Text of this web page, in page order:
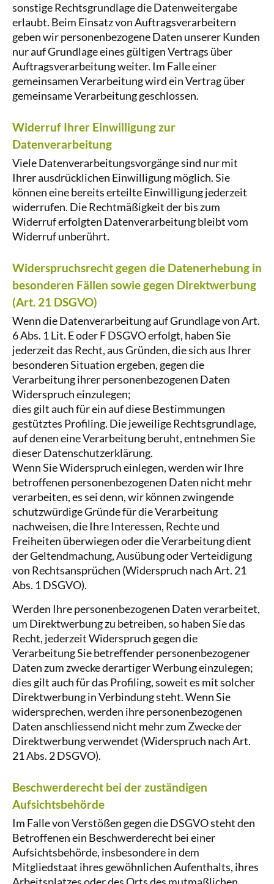
sonstige Rechtsgrundlage die Datenweitergabe
erlaubt. Beim Einsatz von Auftragsverarbeitern
geben wir personenbezogene Daten unserer Kunden
nur auf Grundlage eines gültigen Vertrags über
Auftragsverarbeitung weiter. Im Falle einer
gemeinsamen Verarbeitung wird ein Vertrag über
gemeinsame Verarbeitung geschlossen.
Widerruf Ihrer Einwilligung zur
Datenverarbeitung
Viele Datenverarbeitungsvorgänge sind nur mit
Ihrer ausdrücklichen Einwilligung möglich. Sie
können eine bereits erteilte Einwilligung jederzeit
widerrufen. Die Rechtmäßigkeit der bis zum
Widerruf erfolgten Datenverarbeitung bleibt vom
Widerruf unberührt.
Widerspruchsrecht gegen die Datenerhebung in
besonderen Fällen sowie gegen Direktwerbung
(Art. 21 DSGVO)
Wenn die Datenverarbeitung auf Grundlage von Art.
6 Abs. 1 Lit. E oder F DSGVO erfolgt, haben Sie
jederzeit das Recht, aus Gründen, die sich aus Ihrer
besonderen Situation ergeben, gegen die
Verarbeitung ihrer personenbezogenen Daten
Widerspruch einzulegen;
dies gilt auch für ein auf diese Bestimmungen
gestütztes Profiling. Die jeweilige Rechtsgrundlage,
auf denen eine Verarbeitung beruht, entnehmen Sie
dieser Datenschutzerklärung.
Wenn Sie Widerspruch einlegen, werden wir Ihre
betroffenen personenbezogenen Daten nicht mehr
verarbeiten, es sei denn, wir können zwingende
schutzwürdige Gründe für die Verarbeitung
nachweisen, die Ihre Interessen, Rechte und
Freiheiten überwiegen oder die Verarbeitung dient
der Geltendmachung, Ausübung oder Verteidigung
von Rechtsansprüchen (Widerspruch nach Art. 21
Abs. 1 DSGVO).
Werden Ihre personenbezogenen Daten verarbeitet,
um Direktwerbung zu betreiben, so haben Sie das
Recht, jederzeit Widerspruch gegen die
Verarbeitung Sie betreffender personenbezogener
Daten zum zwecke derartiger Werbung einzulegen;
dies gilt auch für das Profiling, soweit es mit solcher
Direktwerbung in Verbindung steht. Wenn Sie
widersprechen, werden ihre personenbezogenen
Daten anschliessend nicht mehr zum Zwecke der
Direktwerbung verwendet (Widerspruch nach Art.
21 Abs. 2 DSGVO).
Beschwerde­recht bei der zuständigen
Aufsichts­behörde
Im Falle von Verstößen gegen die DSGVO steht den
Betroffenen ein Beschwerderecht bei einer
Aufsichtsbehörde, insbesondere in dem
Mitgliedstaat ihres gewöhnlichen Aufenthalts, ihres